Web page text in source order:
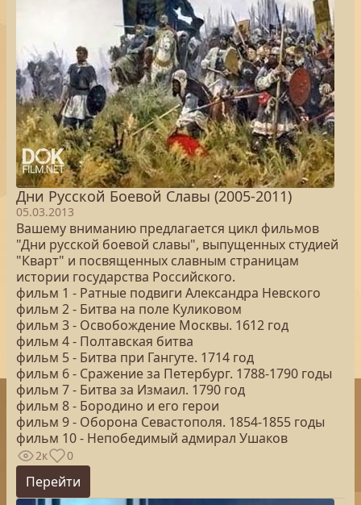
Дни Русской Боевой Славы (2005-2011)
05.03.2013
Вашему вниманию предлагается цикл фильмов
"Дни русской боевой славы", выпущенных студией
"Кварт" и посвященных славным страницам
истории государства Российского.
фильм 1 - Ратные подвиги Александра Невского
фильм 2 - Битва на поле Куликовом
фильм 3 - Освобождение Москвы. 1612 год
фильм 4 - Полтавская битва
фильм 5 - Битва при Гангуте. 1714 год
фильм 6 - Сражение за Петербург. 1788-1790 годы
фильм 7 - Битва за Измаил. 1790 год
фильм 8 - Бородино и его герои
фильм 9 - Оборона Севастополя. 1854-1855 годы
фильм 10 - Непобедимый адмирал Ушаков
2к 0
Перейти